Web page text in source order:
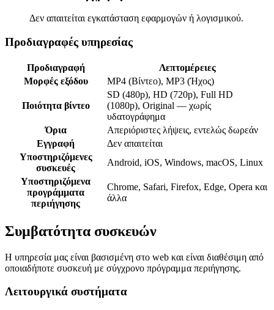
Δεν απαιτείται εγκατάσταση εφαρμογών ή λογισμικού.
Προδιαγραφές υπηρεσίας
Προδιαγραφή
Λεπτομέρειες
Μορφές εξόδου
MP4 (Βίντεο), MP3 (Ήχος)
Ποιότητα βίντεο
SD (480p), HD (720p), Full HD
(1080p), Original — χωρίς
υδατογράφημα
Όρια
Απεριόριστες λήψεις, εντελώς δωρεάν
Εγγραφή
Δεν απαιτείται
Υποστηριζόμενες
συσκευές
Android, iOS, Windows, macOS, Linux
Υποστηριζόμενα
προγράμματα
περιήγησης
Chrome, Safari, Firefox, Edge, Opera και
άλλα
Συμβατότητα συσκευών
Η υπηρεσία μας είναι βασισμένη στο web και είναι διαθέσιμη από
οποιαδήποτε συσκευή με σύγχρονο πρόγραμμα περιήγησης.
Λειτουργικά συστήματα